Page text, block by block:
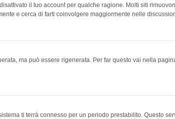
il tuo account per qualche ragione. Molti siti
e cerca di farti coinvolgere maggiormente nelle
ma può essere rigenerata. Per far questo vai nella
ti terrà connesso per un periodo prestabilito. Questo